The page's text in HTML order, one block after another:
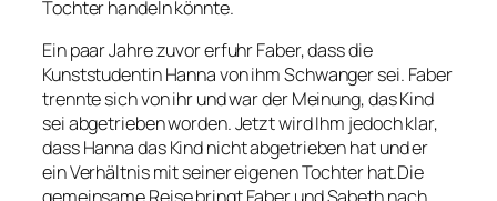
Tochter handeln könnte.
Ein paar Jahre zuvor erfuhr Faber, dass die
Kunststudentin Hanna von ihm Schwanger sei. Faber
trennte sich von ihr und war der Meinung, das Kind
sei abgetrieben worden. Jetzt wird Ihm jedoch klar,
dass Hanna das Kind nicht abgetrieben hat und er
ein Verhältnis mit seiner eigenen Tochter hat.Die